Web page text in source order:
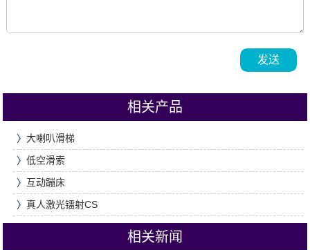
发送
相关产品
〉 大喇叭滑梯
〉 低空滑索
〉 互动蹦床
〉 真人激光镭射CS
相关新闻